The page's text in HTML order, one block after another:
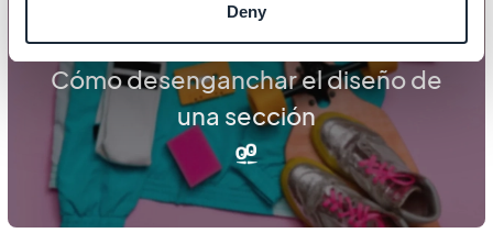
Deny
DISEÑO
Cómo desenganchar el diseño de
una sección